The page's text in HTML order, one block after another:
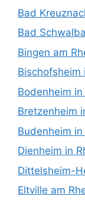
Bad
Bad
Bingen am
Bischofsheim
Bodenheim
Bretzenheim
Budenheim
Dienheim in
Dittelsheim-
Eltville am